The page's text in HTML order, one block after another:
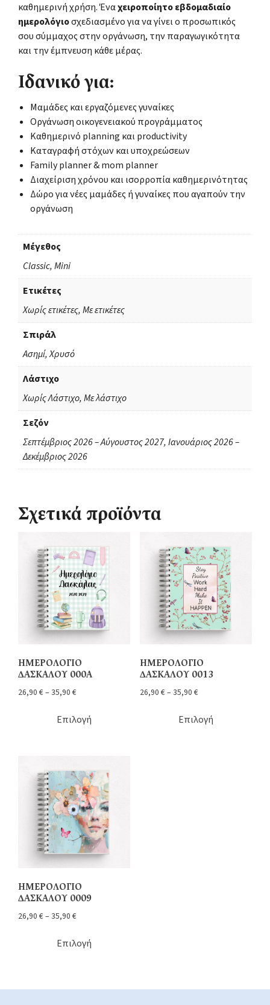
καθημερινή χρήση. Έναχειροποίητο εβδομαδιαίο
ημερολόγιοσχεδιασμένο για να γίνει ο προσωπικός
σου σύμμαχος στην οργάνωση, την παραγωγικότητα
και την έμπνευση κάθε μέρας.
Ιδανικό για:
Μαμάδες και εργαζόμενες γυναίκες
Οργάνωση οικογενειακού προγράμματος
Καθημερινό planning και productivity
Καταγραφή στόχων και υποχρεώσεων
Family planner & mom planner
Διαχείριση χρόνου και ισορροπία καθημερινότητας
Δώρο για νέες μαμάδες ή γυναίκες που αγαπούν την
οργάνωση
Μέγεθος
Classic, Mini
Ετικέτες
Χωρίς ετικέτες, Με ετικέτες
Σπιράλ
Ασημί, Χρυσό
Λάστιχο
Χωρίς Λάστιχο, Με λάστιχο
Σεζόν
Σεπτέμβριος 2026 – Αύγουστος 2027, Ιανουάριος 2026 –
Δεκέμβριος 2026
Σχετικά προϊόντα
ΗΜΕΡΟΛΟΓΙΟ
ΔΑΣΚΑΛΟΥ 000Α
26,90 € – 35,90 €
Επιλογή
ΗΜΕΡΟΛΟΓΙΟ
ΔΑΣΚΑΛΟΥ 0013
26,90 € – 35,90 €
Επιλογή
ΗΜΕΡΟΛΟΓΙΟ
ΔΑΣΚΑΛΟΥ 0009
26,90 € – 35,90 €
Επιλογή